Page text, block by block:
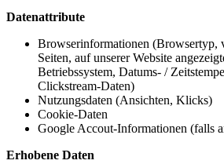
Datenattribute
Browserinformationen (Browsertyp,
Seiten, auf unserer Website
Betriebssystem, Datums- /
Clickstream-Daten)
Nutzungsdaten (Ansichten, Klicks)
Cookie-Daten
Google Accout-Informationen (falls
Erhobene Daten